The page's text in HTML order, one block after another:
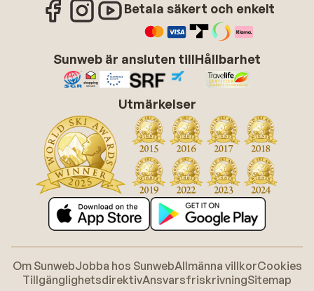
Betala säkert och enkelt
Sunweb är ansluten tillHållbarhet
Utmärkelser
Om SunwebJobba hos SunwebAllmänna villkorCookies
TillgänglighetsdirektivAnsvarsfriskrivningSitemap